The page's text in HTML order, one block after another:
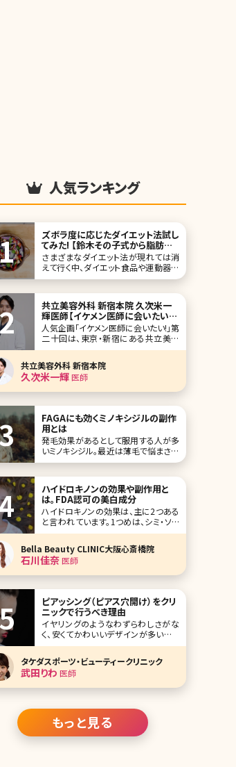
人気ランキング
ズボラ度に応じたダイエット法試し
てみた! 【鈴木その子式から脂肪溶
解注射まで】
さまざまなダイエット法が現れては消
えて行く中、ダイエット食品や運動器具
などを買い込んだまではよかったけれ
たももしかすると、その中の一人かもし
れませんね。 今回は、筆者（女性）であ
る私が実際に経験したダイエット法を
ご紹介します。これらのダイエット法そ
れぞれ
共立美容外科 新宿本院 久次米一
輝医師【イケメン医師に会いたい!
第二十回】
人気企画「イケメン医師に会いたい!」第
二十回は、東京・新宿にある共立美容
外科新宿本院の久次米一輝（くじめか
ずき）先生です。 全国に広く拠点を展開
し、38年を超える歩みを刻んでいる「共
立美容外科」。その次代を担う久次米
一輝先生は、形成外科の世界で医師と
共立美容外科 新宿本院
久次米一輝医師
FAGAにも効くミノキシジルの副作
用とは
発毛効果があるとして服用する人が多
いミノキシジル。最近は薄毛で悩まされ
る女性も増えているため、男性だけで
ては、副作用が起きるので注意が必要
という声も聞かれます。 ここでは、ミノ
キシジルについての基本情報と気にな
る副作用について
ハイドロキノンの効果や副作用と
は。FDA認可の美白成分
ハイドロキノンの効果は、主に2つある
と言われています。1つめは、シミ・ソバ
カスを薄くする効果が期待できること。
2つめは、シミ・ソバカスの原因となるメ
ラニン色素の合成を抑える働きがある
ことです。これら2つの効果について詳
しく説明するために、ま
Bella Beauty CLINIC大阪心斎橋院
石川佳奈医師
ピアッシング（ピアス穴開け）をクリ
ニックで行うべき理由
イヤリングのようなわずらわしさがな
く、安くてかわいいデザインが多いピア
ス。海外では子供のうちからピアスホ
ールを開けておしゃれを楽しむ習慣が
ありますが、日本では高校生くらいで初
めてピアッシングをする人が多いようで
す。自分でできる器具も売られています
皮膚科でピアッシング
タケダスポーツ・ビューティークリニック
武田りわ 医師
もっと見る